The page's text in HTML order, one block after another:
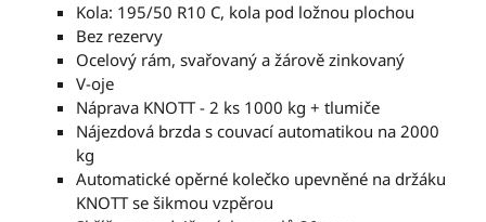
Kola: 195/50 R10 C, kola pod ložnou plochou
Bez rezervy
Ocelový rám, svařovaný a žárově zinkovaný
V-oje
Náprava KNOTT - 2 ks 1000 kg + tlumiče
Nájezdová brzda s couvací automatikou na 2000
kg
Automatické opěrné kolečko upevněné na držáku
KNOTT se šikmou vzpěrou